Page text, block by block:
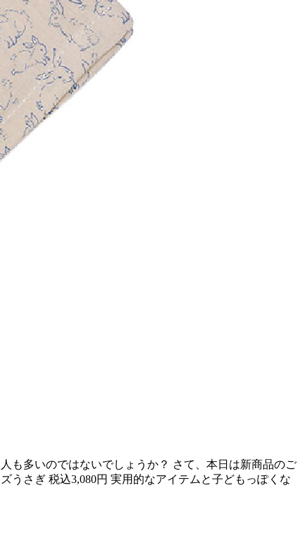
も多いのではないでしょうか？ さて、本日は新商品のご
うさぎ 税込3,080円 実用的なアイテムと子どもっぽくな